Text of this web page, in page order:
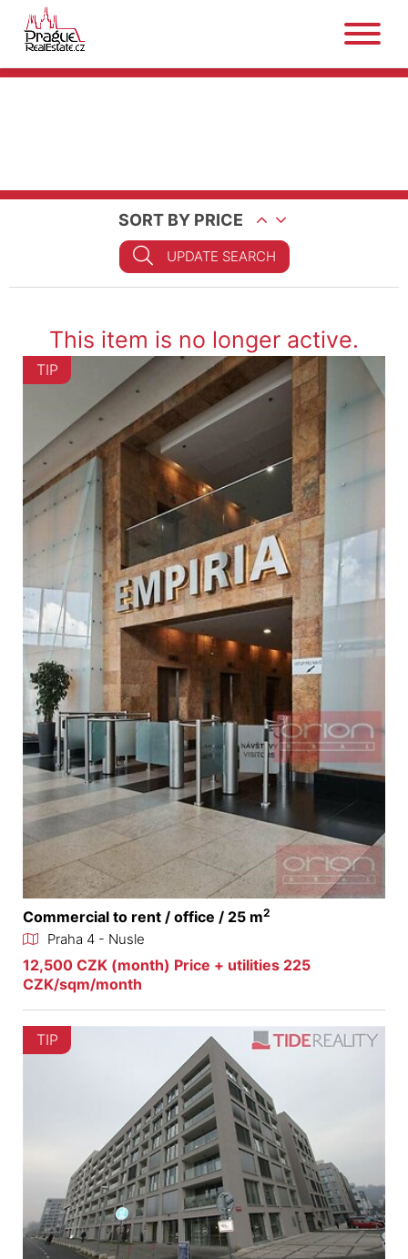
SORT BY PRICE
UPDATE SEARCH
This item is no longer active.
TIP
Commercial to rent / office / 25 m2
Praha 4 - Nusle
12,500 CZK (month) Price + utilities 225
CZK/sqm/month
TIP